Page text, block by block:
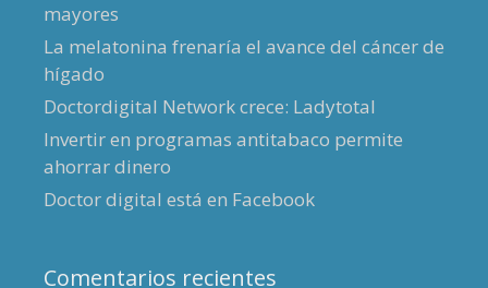
mayores
La melatonina frenaría el avance del cáncer de
hígado
Doctordigital Network crece: Ladytotal
Invertir en programas antitabaco permite
ahorrar dinero
Doctor digital está en Facebook
Comentarios recientes